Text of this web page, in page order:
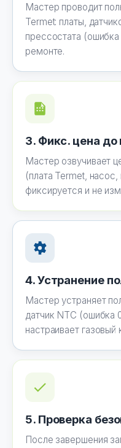
Мастер проводит
Termet: платы,
прессостата
ремонте.
3. Фикс. цена до
Мастер озвучивает
(плата Termet,
фиксируется и не
4. Устранение
Мастер устраняет
датчик NTC (ошибка
настраивает газовый
5. Проверка
После завершения